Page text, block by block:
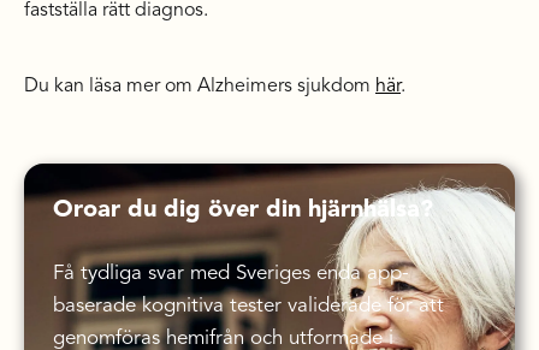
fastställa rätt diagnos.
Du kan läsa mer om Alzheimers sjukdom här.
Oroar du dig över din hjärnhälsa?
Få tydliga svar med Sveriges enda app-
baserade kognitiva tester validerade för att
genomföras hemifrån och utformade i